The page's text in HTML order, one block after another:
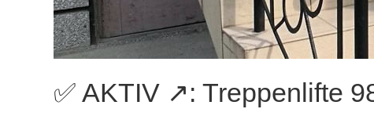
✅ AKTIV ↗️: Treppenlifte